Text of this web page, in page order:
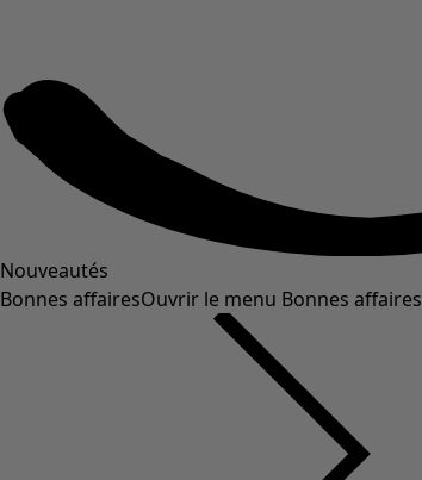
Nouveautés
Bonnes affairesOuvrir le menu Bonnes affaires